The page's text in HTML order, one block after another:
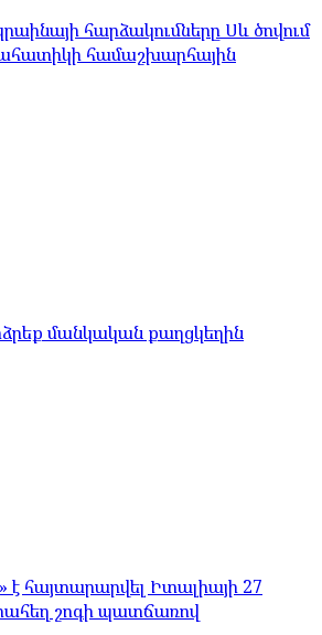
հարձակումները Սև ծովում
համաշխարհային
մանկական քաղցկեղին
հայտարարվել Իտալիայի 27
շոգի պատճառով